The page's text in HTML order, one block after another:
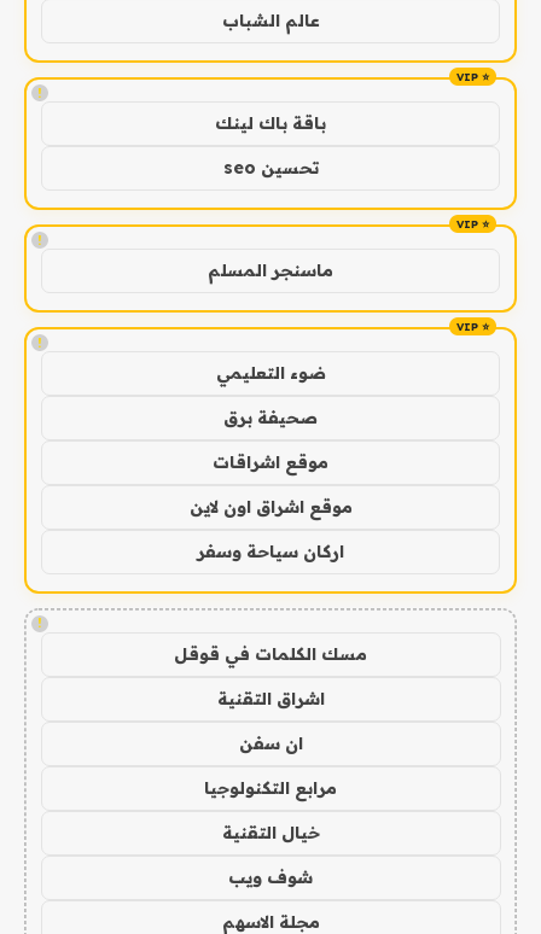
عالم الشباب
!
باقة باك لينك
تحسين seo
!
ماسنجر المسلم
!
ضوء التعليمي
صحيفة برق
موقع اشراقات
موقع اشراق اون لاين
اركان سياحة وسفر
!
مسك الكلمات في قوقل
اشراق التقنية
ان سفن
مرابع التكنولوجيا
خيال التقنية
شوف ويب
مجلة الاسهم